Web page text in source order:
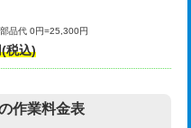
16,500円
11,000円+材料費
品代 0円=25,300円
税込)
作業料金表